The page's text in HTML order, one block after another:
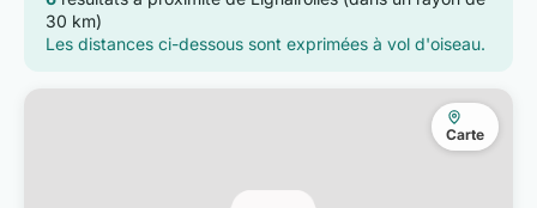
30 km)
Les distances ci-dessous sont exprimées à vol d'oiseau.
Carte